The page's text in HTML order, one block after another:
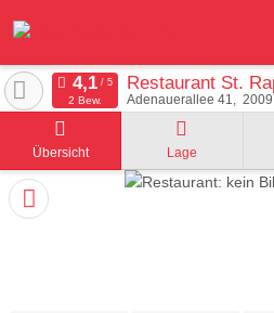
Restaurant St.
Adenauerallee 41
2 Bew.
Übersicht Lage